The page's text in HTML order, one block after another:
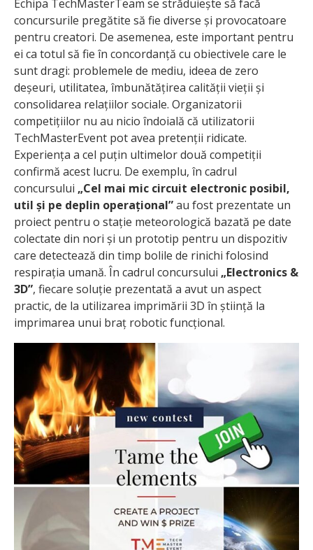
Echipa TechMasterTeam se străduiește să facă
concursurile pregătite să fie diverse și provocatoare
pentru creatori. De asemenea, este important pentru
ei ca totul să fie în concordanță cu obiectivele care le
sunt dragi: problemele de mediu, ideea de zero
deșeuri, utilitatea, îmbunătățirea calității vieții și
consolidarea relațiilor sociale. Organizatorii
competițiilor nu au nicio îndoială că utilizatorii
TechMasterEvent pot avea pretenții ridicate.
Experiența a cel puțin ultimelor două competiții
confirmă acest lucru. De exemplu, în cadrul
concursului „Cel mai mic circuit electronic posibil,
util și pe deplin operațional”au fost prezentate un
proiect pentru o stație meteorologică bazată pe date
colectate din nori și un prototip pentru un dispozitiv
care detectează din timp bolile de rinichi folosind
respirația umană. În cadrul concursului „Electronics &
3D”, fiecare soluție prezentată a avut un aspect
practic, de la utilizarea imprimării 3D în știință la
imprimarea unui braț robotic funcțional.